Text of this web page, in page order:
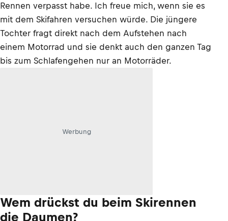
Rennen verpasst habe. Ich freue mich, wenn sie es
mit dem Skifahren versuchen würde. Die jüngere
Tochter fragt direkt nach dem Aufstehen nach
einem Motorrad und sie denkt auch den ganzen Tag
bis zum Schlafengehen nur an Motorräder.
Werbung
Wem drückst du beim Skirennen
die Daumen?